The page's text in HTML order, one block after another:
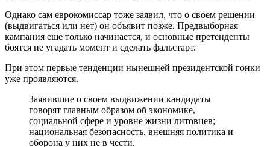
Однако сам еврокомиссар тоже заявил, что о своем решении
(выдвигаться или нет) он объявит позже. Предвыборная
кампания еще только начинается, и основные претенденты
боятся не угадать момент и сделать фальстарт.
При этом первые тенденции нынешней президентской гонки
уже проявляются.
Заявившие о своем выдвижении кандидаты
говорят главным образом об экономике,
социальной сфере и уровне жизни литовцев;
национальная безопасность, внешняя политика и
оборона у них не в чести.